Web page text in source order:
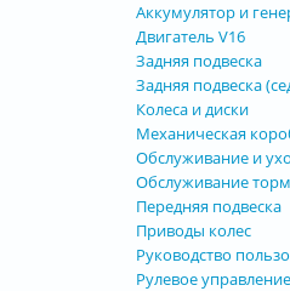
Аккумулятор и
Двигатель V16
Задняя подвеска
Задняя подвеска
Колеса и диски
Механическая
Обслуживание и
Обслуживание
Передняя подвеска
Приводы колес
Руководство
Рулевое управление